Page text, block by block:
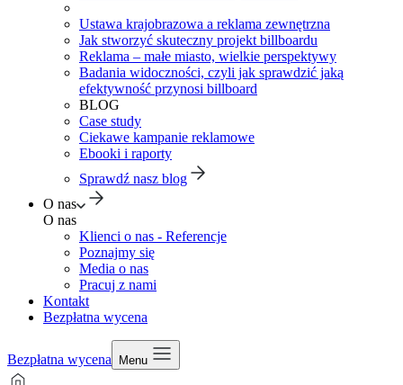
Ustawa krajobrazowa a reklama zewnętrzna
Jak stworzyć skuteczny projekt billboardu
Reklama – małe miasto, wielkie perspektywy
Badania widoczności, czyli jak sprawdzić jaką
efektywność przynosi billboard
BLOG
Case study
Ciekawe kampanie reklamowe
Ebooki i raporty
Sprawdź nasz blog
O nas
O nas
Klienci o nas - Referencje
Poznajmy się
Media o nas
Pracuj z nami
Kontakt
Bezpłatna wycena
Bezpłatna wycena Menu